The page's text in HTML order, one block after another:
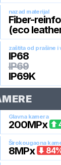
nazad materijal
Fiber-
(eco
zaštita od prašine i
IP68
IP69
IP69K
Glavna kamera
200MPx
Širokougaona
8MPx 84